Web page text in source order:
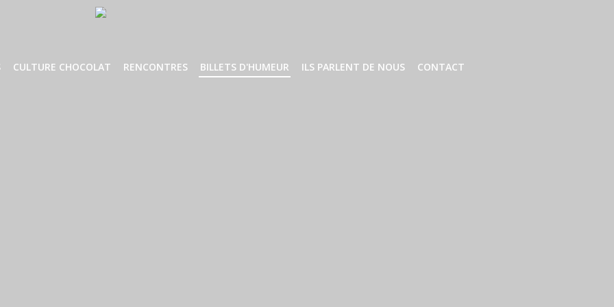
CULTURE CHOCOLAT RENCONTRES BILLETS D'HUMEUR ILS PARLENT DE NOUS CONTACT